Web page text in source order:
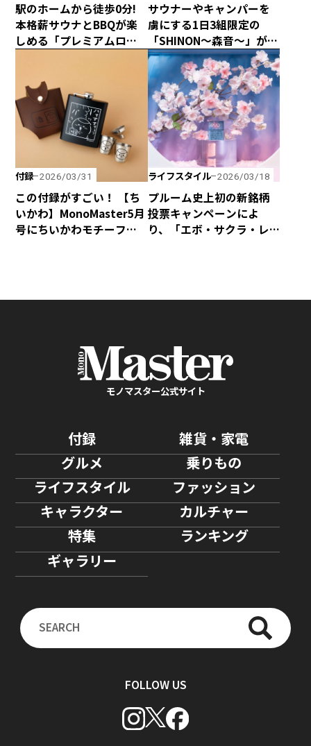
駅のホームから徒歩0分!
本格薪サウナとBBQが楽
しめる「プレミアムログ
サウナーやキャンパーを
虜にする1日3組限定の
「SHINON〜森音〜」が千
葉県館山市にオープン！
付録 2026/03/31
この付録がすごい！ 【ち
いかわ】MonoMaster5月
号にちいかわモチーフの
ライフスタイル 2026/03/18
プルーム史上初の新銘柄
投票キャンペーンによ
り、「エボ・サクラ・レ
モノマスター公式サイト
付録
雑貨・家電
グルメ
乗りもの
ライフスタイル
ファッション
キャラクター
カルチャー
特集
ランキング
ギャラリー
FOLLOW US